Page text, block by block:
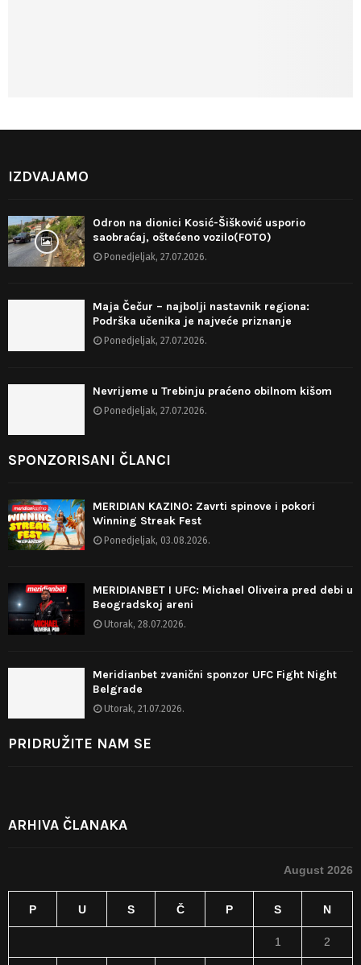
IZDVAJAMO
Odron na dionici Kosić-Šišković usporio
saobraćaj, oštećeno vozilo(FOTO)
Ponedjeljak, 27.07.2026.
Maja Čečur – najbolji nastavnik regiona:
Podrška učenika je najveće priznanje
Ponedjeljak, 27.07.2026.
Nevrijeme u Trebinju praćeno obilnom kišom
Ponedjeljak, 27.07.2026.
SPONZORISANI ČLANCI
MERIDIAN KAZINO: Zavrti spinove i pokori
Winning Streak Fest
Ponedjeljak, 03.08.2026.
MERIDIANBET I UFC: Michael Oliveira pred debi u
Beogradskoj areni
Utorak, 28.07.2026.
Meridianbet zvanični sponzor UFC Fight Night
Belgrade
Utorak, 21.07.2026.
PRIDRUŽITE NAM SE
ARHIVA ČLANAKA
August 2026
P U S Č P S N
1 2